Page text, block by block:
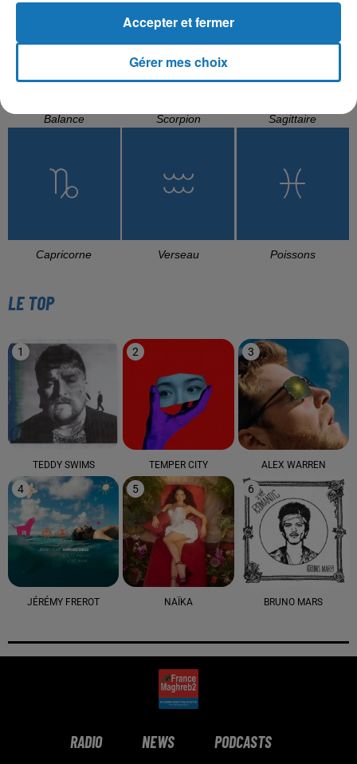
Balance Scorpion Sagittaire
Capricorne Verseau Poissons
LE TOP
1
TEDDY SWIMS
2
TEMPER CITY
3
ALEX WARREN
4
JÉRÉMY FREROT
5
NAÏKA
6
BRUNO MARS
RADIO NEWS PODCASTS
Gérer mes choix
Accepter et fermer